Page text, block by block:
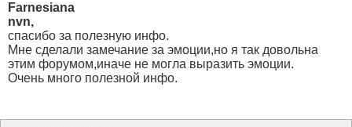
Farnesiana
nvn,
спасибо за полезную инфо.
Мне сделали замечание за эмоции,но я так довольна
этим форумом,иначе не могла выразить эмоции.
Очень много полезной инфо.